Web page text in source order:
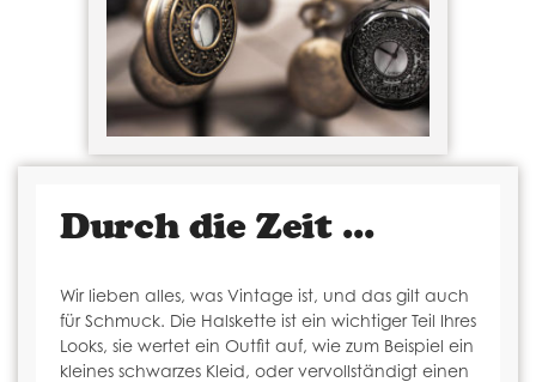
Durch die Zeit ...
Wir lieben alles, was Vintage ist, und das gilt auch
für Schmuck. Die Halskette ist ein wichtiger Teil Ihres
Looks, sie wertet ein Outfit auf, wie zum Beispiel ein
kleines schwarzes Kleid, oder vervollständigt einen